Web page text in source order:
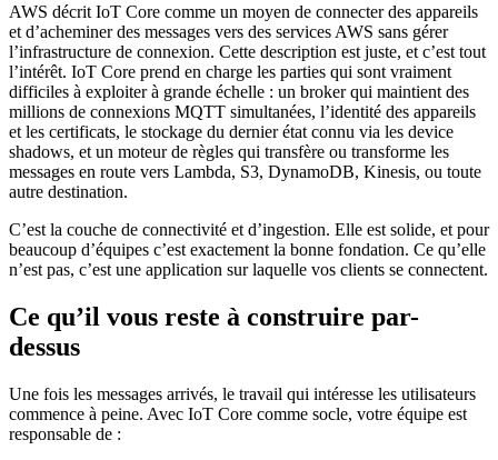
AWS décrit IoT Core comme un moyen de connecter des appareils
et d’acheminer des messages vers des services AWS sans gérer
l’infrastructure de connexion. Cette description est juste, et c’est tout
l’intérêt. IoT Core prend en charge les parties qui sont vraiment
difficiles à exploiter à grande échelle : un broker qui maintient des
millions de connexions MQTT simultanées, l’identité des appareils
et les certificats, le stockage du dernier état connu via les device
shadows, et un moteur de règles qui transfère ou transforme les
messages en route vers Lambda, S3, DynamoDB, Kinesis, ou toute
autre destination.
C’est la couche de connectivité et d’ingestion. Elle est solide, et pour
beaucoup d’équipes c’est exactement la bonne fondation. Ce qu’elle
n’est pas, c’est une application sur laquelle vos clients se connectent.
Ce qu’il vous reste à construire par-
dessus
Une fois les messages arrivés, le travail qui intéresse les utilisateurs
commence à peine. Avec IoT Core comme socle, votre équipe est
responsable de :